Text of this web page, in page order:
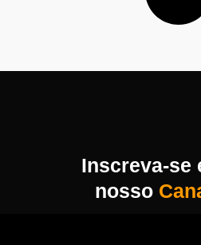
Inscreva-se
nosso